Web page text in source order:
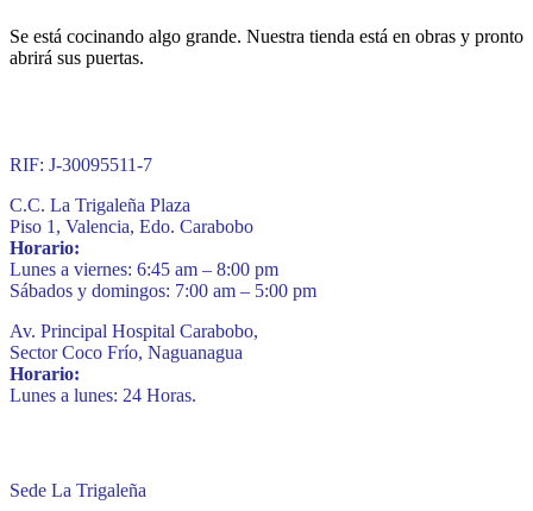
Se está cocinando algo grande. Nuestra tienda está en obras y pronto
abrirá sus puertas.
RIF: J-30095511-7
C.C. La Trigaleña Plaza
Piso 1, Valencia, Edo. Carabobo
Horario:
Lunes a viernes: 6:45 am – 8:00 pm
Sábados y domingos: 7:00 am – 5:00 pm
Av. Principal Hospital Carabobo,
Sector Coco Frío, Naguanagua
Horario:
Lunes a lunes: 24 Horas.
Sede La Trigaleña